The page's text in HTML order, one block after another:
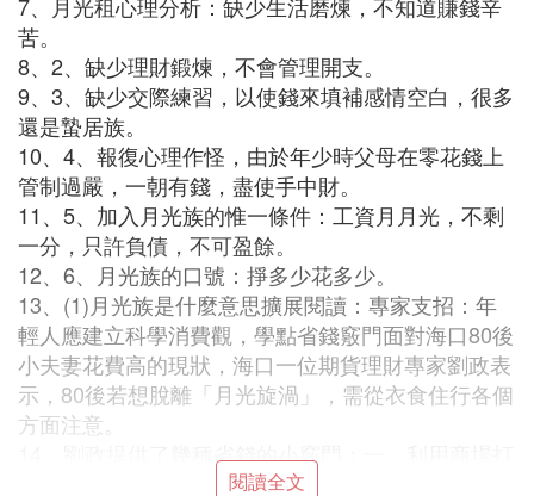
苦。
8、2、缺少理財鍛煉，不會管理開支。
9、3、缺少交際練習，以使錢來填補感情空白，很多
還是蟄居族。
10、4、報復心理作怪，由於年少時父母在零花錢上
管制過嚴，一朝有錢，盡使手中財。
11、5、加入月光族的惟一條件：工資月月光，不剩
一分，只許負債，不可盈餘。
12、6、月光族的口號：掙多少花多少。
13、(1)月光族是什麼意思擴展閱讀：專家支招：年
輕人應建立科學消費觀，學點省錢竅門面對海口80後
小夫妻花費高的現狀，海口一位期貨理財專家劉政表
示，80後若想脫離「月光旋渦」，需從衣食住行各個
方面注意。
14、劉政提供了幾種省錢的小竅門：一、利用商場打
閱讀全文